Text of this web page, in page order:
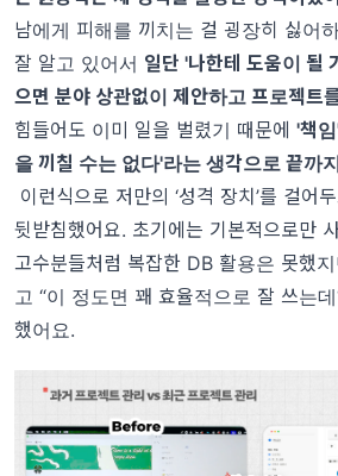
남에게 피해를 끼치는 걸 굉장히 싫어
잘 알고 있어서 일단 '나한테 도움이 될
으면 분야 상관없이 제안하고 프로젝트
힘들어도 이미 일을 벌렸기 때문에 '책
을 끼칠 수는 없다'라는 생각으로 끝까
이런식으로 저만의 ‘성격 장치’를 걸어
뒷받침했어요. 초기에는 기본적으로만
고수분들처럼 복잡한 DB 활용은 못했
고 “이 정도면 꽤 효율적으로 잘 쓰는
했어요.